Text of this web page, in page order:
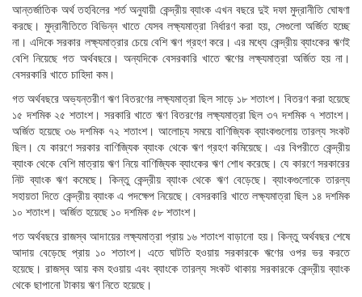
আন্তর্জাতিক অর্থ তহবিলের শর্ত অনুযায়ী কেন্দ্রীয় ব্যাংক এখন বছরে দুই দফা মুদ্রানীতি ঘোষণা
করছে। মুদ্রানীতিতে বিভিন্ন খাতে যেসব লক্ষ্যমাত্রা নির্ধারণ করা হয়, সেগুলো অর্জিত হচ্ছে
না। এদিকে সরকার লক্ষ্যমাত্রার চেয়ে বেশি ঋণ গ্রহণ করে। এর মধ্যে কেন্দ্রীয় ব্যাংকের ঋণই
বেশি নিয়েছে গত অর্থবছরে। অন্যদিকে বেসরকারি খাতে ঋণের লক্ষ্যমাত্রা অর্জিত হয় না।
বেসরকারি খাতে চাহিদা কম।
গত অর্থবছরে অভ্যন্তরীণ ঋণ বিতরণের লক্ষ্যমাত্রা ছিল সাড়ে ১৮ শতাংশ। বিতরণ করা হয়েছে
১৫ দশমিক ২৫ শতাংশ। সরকারি খাতে ঋণ বিতরণের লক্ষ্যমাত্রা ছিল ৩৭ দশমিক ৭ শতাংশ।
অর্জিত হয়েছে ৩৬ দশমিক ৭২ শতাংশ। আলোচ্য সময়ে বাণিজ্যিক ব্যাংকগুলোয় তারল্য সংকট
ছিল। যে কারণে সরকার বাণিজ্যিক ব্যাংক থেকে ঋণ গ্রহণ কমিয়েছে। এর বিপরীতে কেন্দ্রীয়
ব্যাংক থেকে বেশি মাত্রায় ঋণ নিয়ে বাণিজ্যিক ব্যাংকের ঋণ শোধ করেছে। যে কারণে সরকারের
নিট ব্যাংক ঋণ কমেছে। কিন্তু কেন্দ্রীয় ব্যাংক থেকে ঋণ বেড়েছে। ব্যাংকগুলোকে তারল্য
সহায়তা দিতে কেন্দ্রীয় ব্যাংক এ পদক্ষেপ নিয়েছে। বেসরকারি খাতে লক্ষ্যমাত্রা ছিল ১৪ দশমিক
১০ শতাংশ। অর্জিত হয়েছে ১০ দশমিক ৫৮ শতাংশ।
গত অর্থবছরে রাজস্ব আদায়ের লক্ষ্যমাত্রা প্রায় ১৬ শতাংশ বাড়ানো হয়। কিন্তু অর্থবছর শেষে
আদায় বেড়েছে প্রায় ১০ শতাংশ। এতে ঘাটতি হওয়ায় সরকারকে ঋণের ওপর ভর করতে
হয়েছে। রাজস্ব আয় কম হওয়ায় এবং ব্যাংকে তারল্য সংকট থাকায় সরকারকে কেন্দ্রীয় ব্যাংক
থেকে ছাপানো টাকায় ঋণ নিতে হয়েছে।